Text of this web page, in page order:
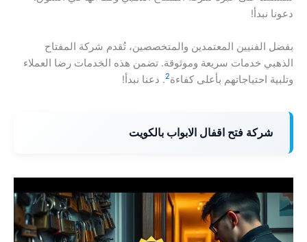
دعونا نبدأ!
بفضل الفنيين المعتمدين والمتخصصين، تُقدم شركة المفتاح
الذهبي خدمات سريعة وموثوقة. تضمن هذه الخدمات رضا العملاء
وتلبية احتياجاتهم بأعلى كفاءة2. دعنا نبدأ!
شركة فتح اقفال الابواب بالكويت